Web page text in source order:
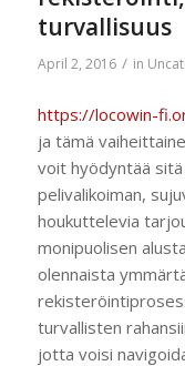
turvallisuus
April 2, 2016 / in
https://locowin-
ja tämä
voit hyödyntää
pelivalikoiman,
houkuttelevia
monipuolisen
olennaista
turvallisten
jotta voisi